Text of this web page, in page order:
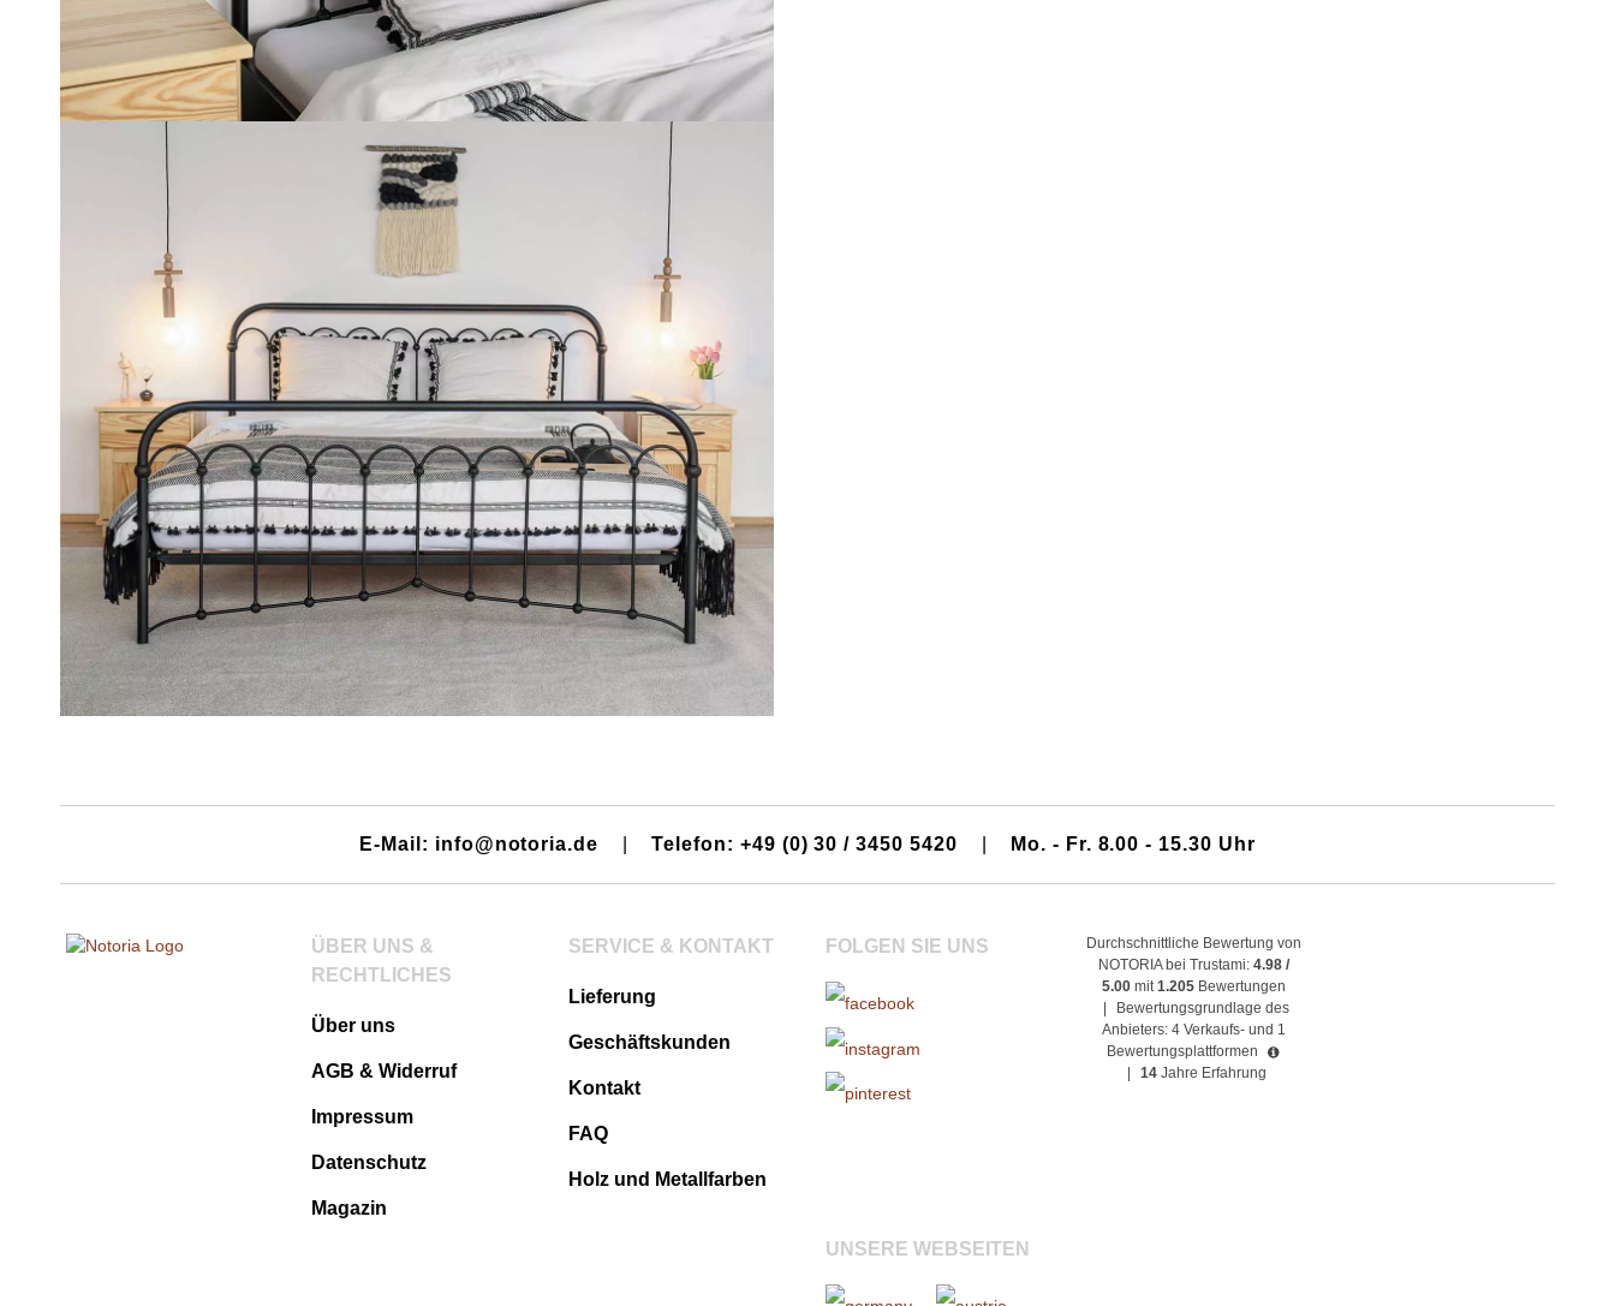
E-Mail: info@notoria.de Telefon: +49 (0) 30 / 3450 5420 Mo. - Fr. 8.00 - 15.30 Uhr
ÜBER UNS &
RECHTLICHES
Über uns
AGB & Widerruf
Impressum
Datenschutz
Magazin
SERVICE & KONTAKT
Lieferung
Geschäftskunden
Kontakt
FAQ
Holz und Metallfarben
FOLGEN SIE UNS
UNSERE WEBSEITEN
Durchschnittliche Bewertung von
NOTORIA bei Trustami: 4.98 /
5.00mit1.205 Bewertungen
Bewertungsgrundlage des
Anbieters: 4 Verkaufs- und 1
Bewertungsplattformen
14 Jahre Erfahrung